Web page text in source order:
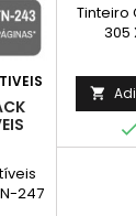
247
Tinteiro
305
na
